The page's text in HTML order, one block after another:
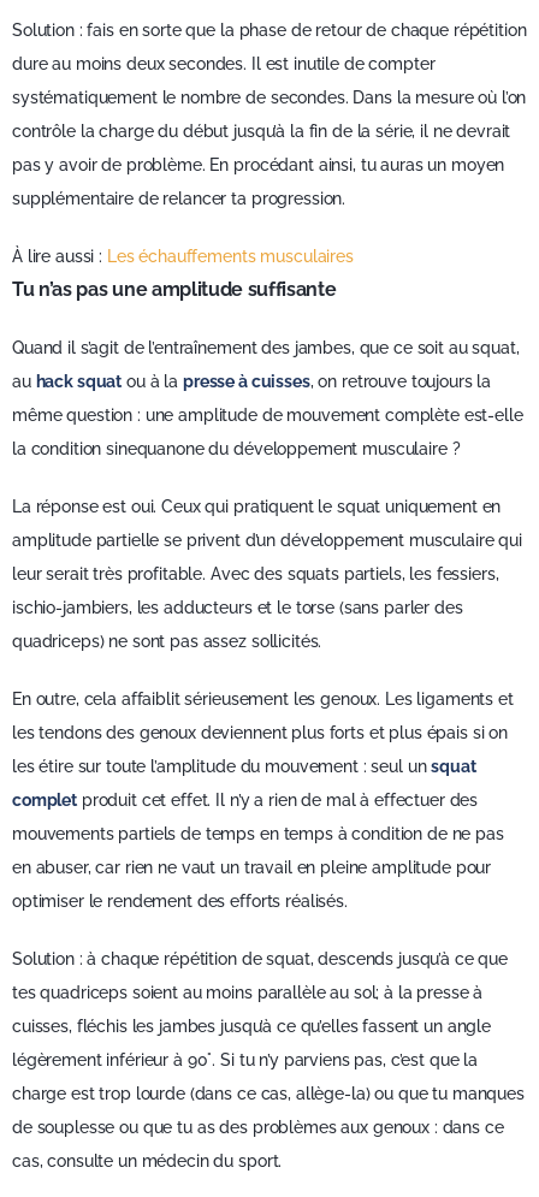
Solution : fais en sorte que la phase de retour de chaque répétition
dure au moins deux secondes. Il est inutile de compter
systématiquement le nombre de secondes. Dans la mesure où l’on
contrôle la charge du début jusqu’à la fin de la série, il ne devrait
pas y avoir de problème. En procédant ainsi, tu auras un moyen
supplémentaire de relancer ta progression.
À lire aussi : Les échauffements musculaires
Tu n’as pas une amplitude suffisante
Quand il s’agit de l’entraînement des jambes, que ce soit au squat,
au hack squat ou à la presse à cuisses, on retrouve toujours la
même question : une amplitude de mouvement complète est-elle
la condition sinequanone du développement musculaire ?
La réponse est oui. Ceux qui pratiquent le squat uniquement en
amplitude partielle se privent d’un développement musculaire qui
leur serait très profitable. Avec des squats partiels, les fessiers,
ischio-jambiers, les adducteurs et le torse (sans parler des
quadriceps) ne sont pas assez sollicités.
En outre, cela affaiblit sérieusement les genoux. Les ligaments et
les tendons des genoux deviennent plus forts et plus épais si on
les étire sur toute l’amplitude du mouvement : seul unsquat
complet produit cet effet. Il n’y a rien de mal à effectuer des
mouvements partiels de temps en temps à condition de ne pas
en abuser, car rien ne vaut un travail en pleine amplitude pour
optimiser le rendement des efforts réalisés.
Solution : à chaque répétition de squat, descends jusqu’à ce que
tes quadriceps soient au moins parallèle au sol; à la presse à
cuisses, fléchis les jambes jusqu’à ce qu’elles fassent un angle
légèrement inférieur à 90°. Si tu n’y parviens pas, c’est que la
charge est trop lourde (dans ce cas, allège-la) ou que tu manques
de souplesse ou que tu as des problèmes aux genoux : dans ce
cas, consulte un médecin du sport.